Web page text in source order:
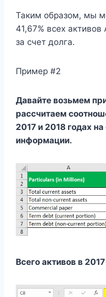
Таким образом, мы
41,67% всех
за счет долга.
Пример #2
Давайте возьмем
рассчитаем
2017 и 2018 годах
информации.
Всего активов в